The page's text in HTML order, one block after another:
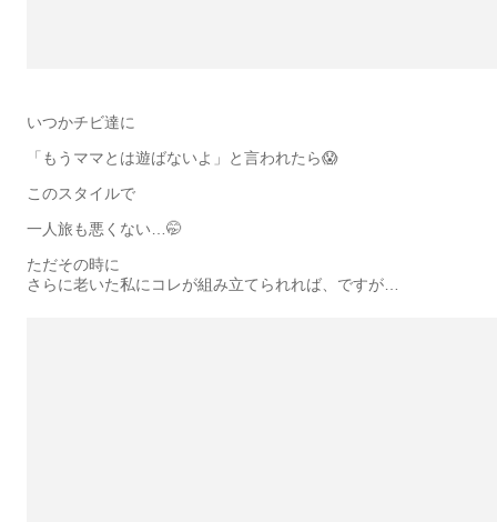
いつかチビ達に
「もうママとは遊ばないよ」と言われたら😱
このスタイルで
一人旅も悪くない…🤭
ただその時に
さらに老いた私にコレが組み立てられれば、ですが…